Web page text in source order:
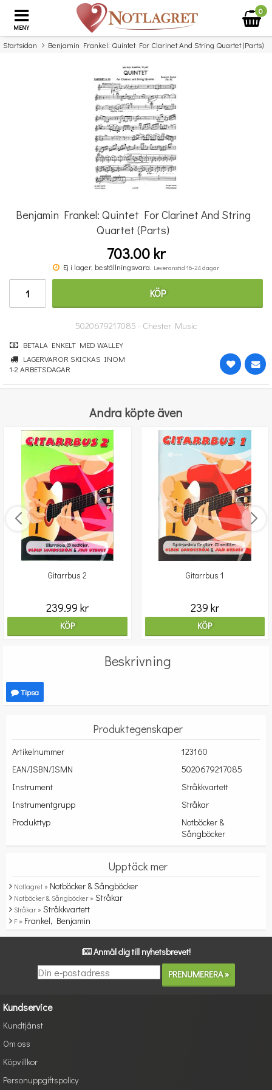
MENY
0
Startsidan Benjamin Frankel: Quintet For Clarinet And String Quartet (Parts)
Missa inte detta...
Povel vid pianot
251 kr
Benjamin Frankel: Quintet For Clarinet And String
Quartet (Parts)
703.00 kr
Ej i lager, beställningsvara. Leveranstid 16-24 dagar
KÖP
5020679217085 - Chester Music
BETALA ENKELT MED WALLEY
LAGERVAROR SKICKAS INOM
1-2 ARBETSDAGAR
Andra köpte även
Gitarrbus 2
239.99 kr
KÖP
Gitarrbus 1
239 kr
KÖP
Beskrivning
Tipsa
Produktegenskaper
Artikelnummer
123160
EAN/ISBN/ISMN
5020679217085
Instrument
Stråkkvartett
Instrumentgrupp
Stråkar
Produkttyp
Notböcker &
Sångböcker
Upptäck mer
Notlagret » Notböcker & Sångböcker
Notböcker & Sångböcker » Stråkar
Stråkar » Stråkkvartett
F » Frankel, Benjamin
Anmäl dig till nyhetsbrevet!
Kundservice
Kundtjänst
Om oss
Köpvillkor
Personuppgiftspolicy